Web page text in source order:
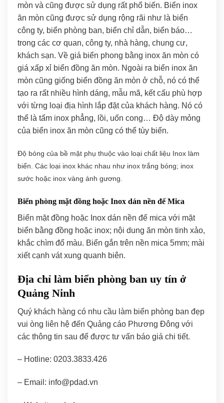
mòn và cũng được sử dụng rất phổ biến. Biển inox
ăn mòn cũng được sử dụng rộng rãi như là biển
công ty, biển phòng ban, biển chỉ dẫn, biển báo…
trong các cơ quan, công ty, nhà hàng, chung cư,
khách sạn. Về giá biển phong bằng inox ăn mòn có
giá xấp xỉ biển đồng ăn mòn. Ngoài ra biển inox ăn
mòn cũng giống biển đồng ăn mòn ở chỗ, nó có thể
tạo ra rất nhiều hình dáng, mẫu mã, kết cấu phù hợp
với từng loại địa hình lắp đặt của khách hàng. Nó có
thể là tấm inox phẳng, lồi, uốn cong… Độ dày mỏng
của biển inox ăn mòn cũng có thể tùy biến.
Độ bóng của bề mặt phụ thuộc vào loại chất liệu Inox làm
biển. Các loại inox khác nhau như inox trắng bóng; inox
sước hoặc inox vàng ánh gương.
Biển phòng mặt đồng hoặc Inox dán nền đế Mica
Biển mặt đồng hoặc Inox dán nền đế mica với mặt
biển bằng đồng hoặc inox; nội dung ăn mòn tinh xảo,
khắc chìm đổ màu. Biển gắn trên nền mica 5mm; mài
xiết cạnh vát xung quanh biên.
Địa chỉ làm biển phòng ban uy tín ở
Quảng Ninh
Quý khách hàng có nhu cầu làm biển phòng ban đẹp
vui òng liên hệ đến Quảng cáo Phương Đông với
các thông tin sau để được tư vấn báo giá chi tiết.
– Hotline: 0203.3833.426
– Email: info@pdad.vn